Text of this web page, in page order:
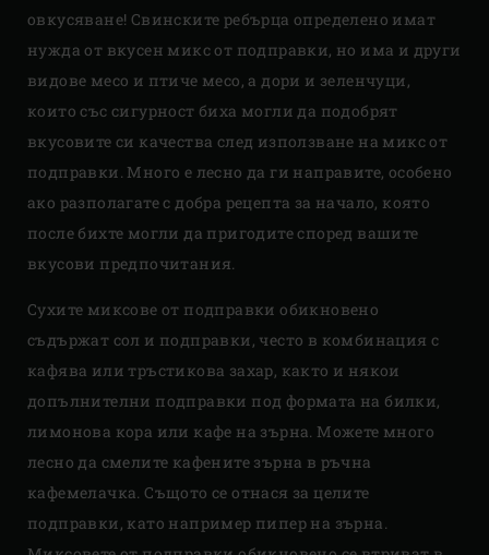
овкусяване! Свинските ребърца определено имат
нужда от вкусен микс от подправки, но има и други
видове месо и птиче месо, а дори и зеленчуци,
които със сигурност биха могли да подобрят
вкусовите си качества след използване на микс от
подправки. Много е лесно да ги направите, особено
ако разполагате с добра рецепта за начало, която
после бихте могли да пригодите според вашите
вкусови предпочитания.
Сухите миксове от подправки обикновено
съдържат сол и подправки, често в комбинация с
кафява или тръстикова захар, както и някои
допълнителни подправки под формата на билки,
лимонова кора или кафе на зърна. Можете много
лесно да смелите кафените зърна в ръчна
кафемелачка. Същото се отнася за целите
подправки, като например пипер на зърна.